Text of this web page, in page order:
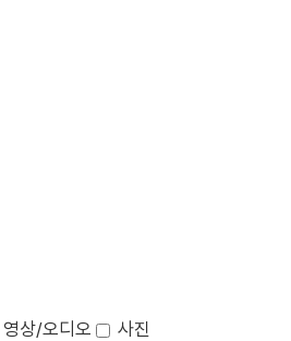
영상/오디오 사진